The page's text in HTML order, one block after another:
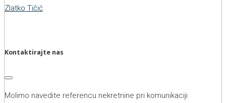
Zlatko Tičić
Kontaktirajte nas
Molimo navedite referencu nekretnine pri komunikaciji